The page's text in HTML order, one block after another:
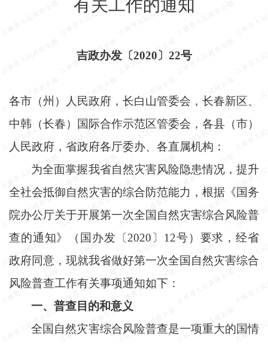
有关工作的通知
吉政办发〔2020〕22号
各市（州）人民政府，长白山管委会，长春新区、
中韩（长春）国际合作示范区管委会，各县（市）
人民政府，省政府各厅委办、各直属机构：
为全面掌握我省自然灾害风险隐患情况，提升
全社会抵御自然灾害的综合防范能力，根据《国务
院办公厅关于开展第一次全国自然灾害综合风险普
查的通知》（国办发〔2020〕12号）要求，经省
政府同意，现就我省做好第一次全国自然灾害综合
风险普查工作有关事项通知如下：
一、普查目的和意义
全国自然灾害综合风险普查是一项重大的国情